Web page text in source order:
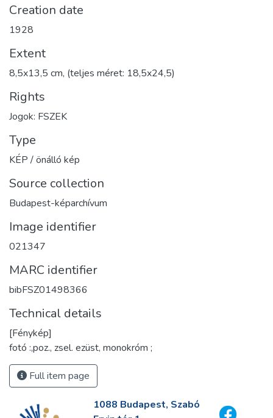
Creation date
1928
Extent
8,5x13,5 cm, (teljes méret: 18,5x24,5)
Rights
Jogok: FSZEK
Type
KÉP / önálló kép
Source collection
Budapest-képarchívum
Image identifier
021347
MARC identifier
bibFSZ01498366
Technical details
[Fénykép]
fotó :,poz., zsel. ezüst, monokróm ;
Full item page
1088 Budapest, Szabó